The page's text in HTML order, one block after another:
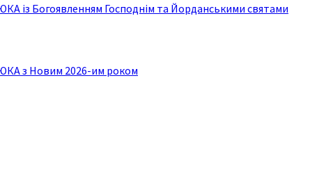
із Богоявленням Господнім та Йорданськими святами
з Новим 2026-им роком